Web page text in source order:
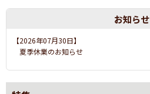
お知らせ
【2026年07月03日】
運営会社社名変更のお知らせ